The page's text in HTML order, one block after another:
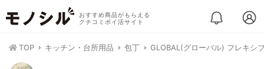
おすすめ商品がもらえる
クチコミポイ活サイト
TOP キッチン・台所用品 包丁 GLOBAL(グローバル) フレキシ